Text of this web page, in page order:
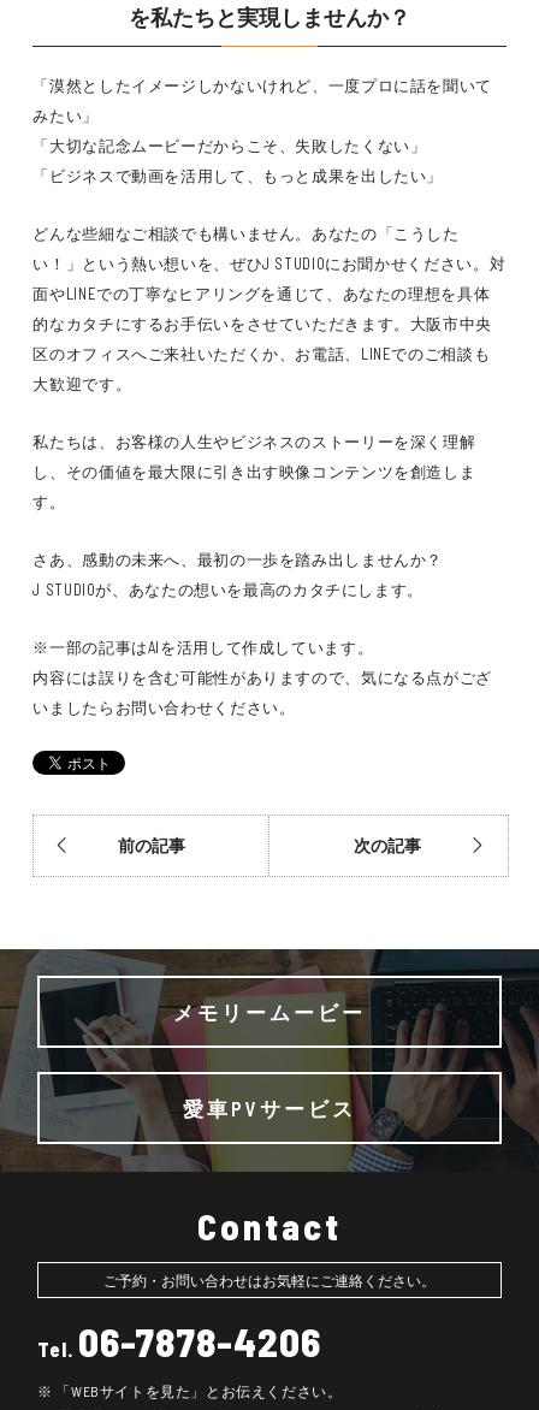
を私たちと実現しませんか？
「漠然としたイメージしかないけれど、一度プロに話を聞いて
みたい」
「大切な記念ムービーだからこそ、失敗したくない」
「ビジネスで動画を活用して、もっと成果を出したい」
どんな些細なご相談でも構いません。あなたの「こうした
い！」という熱い想いを、ぜひJ STUDIOにお聞かせください。対
面やLINEでの丁寧なヒアリングを通じて、あなたの理想を具体
的なカタチにするお手伝いをさせていただきます。大阪市中央
区のオフィスへご来社いただくか、お電話、LINEでのご相談も
大歓迎です。
私たちは、お客様の人生やビジネスのストーリーを深く理解
し、その価値を最大限に引き出す映像コンテンツを創造しま
す。
さあ、感動の未来へ、最初の一歩を踏み出しませんか？
J STUDIOが、あなたの想いを最高のカタチにします。
※一部の記事はAIを活用して作成しています。
内容には誤りを含む可能性がありますので、気になる点がござ
いましたらお問い合わせください。
前の記事 次の記事
メモリームービー
愛車PVサービス
Contact
ご予約・お問い合わせはお気軽にご連絡ください。
Tel. 06-7878-4206
「WEBサイトを見た」とお伝えください。